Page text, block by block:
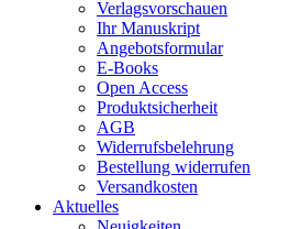
Verlagsvorschauen
Ihr Manuskript
Angebotsformular
E-Books
Open Access
Produktsicherheit
AGB
Widerrufsbelehrung
Bestellung widerrufen
Versandkosten
Aktuelles